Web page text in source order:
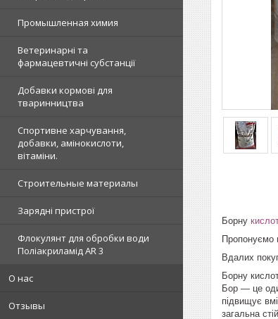
Промышленная химия
Ветеринарні та
фармацевтичні субстанції
Добавки кормові для
тваринництва
Спортивне харчування,
добавки, амінокислоти,
вітаміни.
Строительные материалы
Зарядні пристрої
Флокулянт для обробки води
Поліакриламід AR 3
О нас
Отзывы
Борну
Пропонуємо
Вдалих
Борну
Бор — це
підвищує
загальна